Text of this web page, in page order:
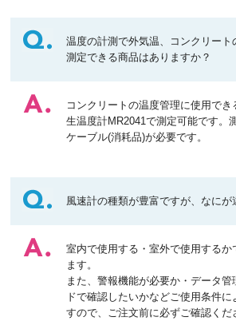
温度の計測で外気温、コンクリー
測定できる商品はありますか？
コンクリートの温度管理に使用でき
生温度計MR2041で測定可能です。
ケーブル(消耗品)が必要です。
風速計の種類が豊富ですが、なにが
室内で使用する・室外で使用するか
ます。
また、警報機能が必要か・データ管
ドで確認したいかなどご使用条件に
すので、ご注文前に必ずご確認く